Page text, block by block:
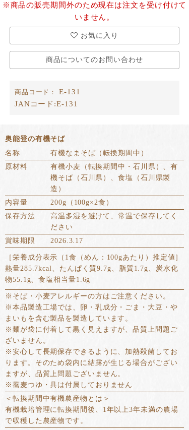
※商品の販売期間外のため現在は注文を受け付けて
いません。
お気に入り
商品についてのお問い合わせ
商品コード：
E-131
JANコード:E-131
奥能登の有機そば
名称
有機なまそば（転換期間中）
原材料
有機小麦（転換期間中・石川県）、有
機そば（石川県）、食塩（石川県製
造）
内容量
200g（100g×2食）
保存方法
高温多湿を避けて、常温で保存してく
ださい
賞味期限
2026.3.17
［栄養成分表示（1食（めん：100gあたり）推定値］
熱量285.7kcal、たんぱく質9.7g、脂質1.7g、炭水化
物55.1g、食塩相当量1.6g
※そば・小麦アレルギーの方はご注意ください。
※本品製造工場では、卵・乳成分・ごま・大豆・や
まいもを含む製品を製造しています。
※麺が袋に付着して黒く見えますが、品質上問題ご
ざいません。
※安心して長期保存できるように、加熱殺菌してお
ります。そのため袋内に結露が生じる場合がござい
ますが、品質上問題ございません。
※蕎麦つゆ・具は付属しておりません
＜転換期間中有機農産物とは＞
有機栽培管理に転換期間後、1年以上3年未満の農場
で収穫した農産物です。